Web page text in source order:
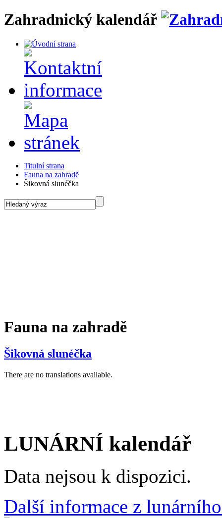
Zahradnický kalendář
Titulní strana
Fauna na zahradě
Šikovná slunéčka
Fauna na zahradě
Šikovná slunéčka
There are no translations available.
LUNÁRNÍ kalendář
Data nejsou k dispozici.
Další informace z